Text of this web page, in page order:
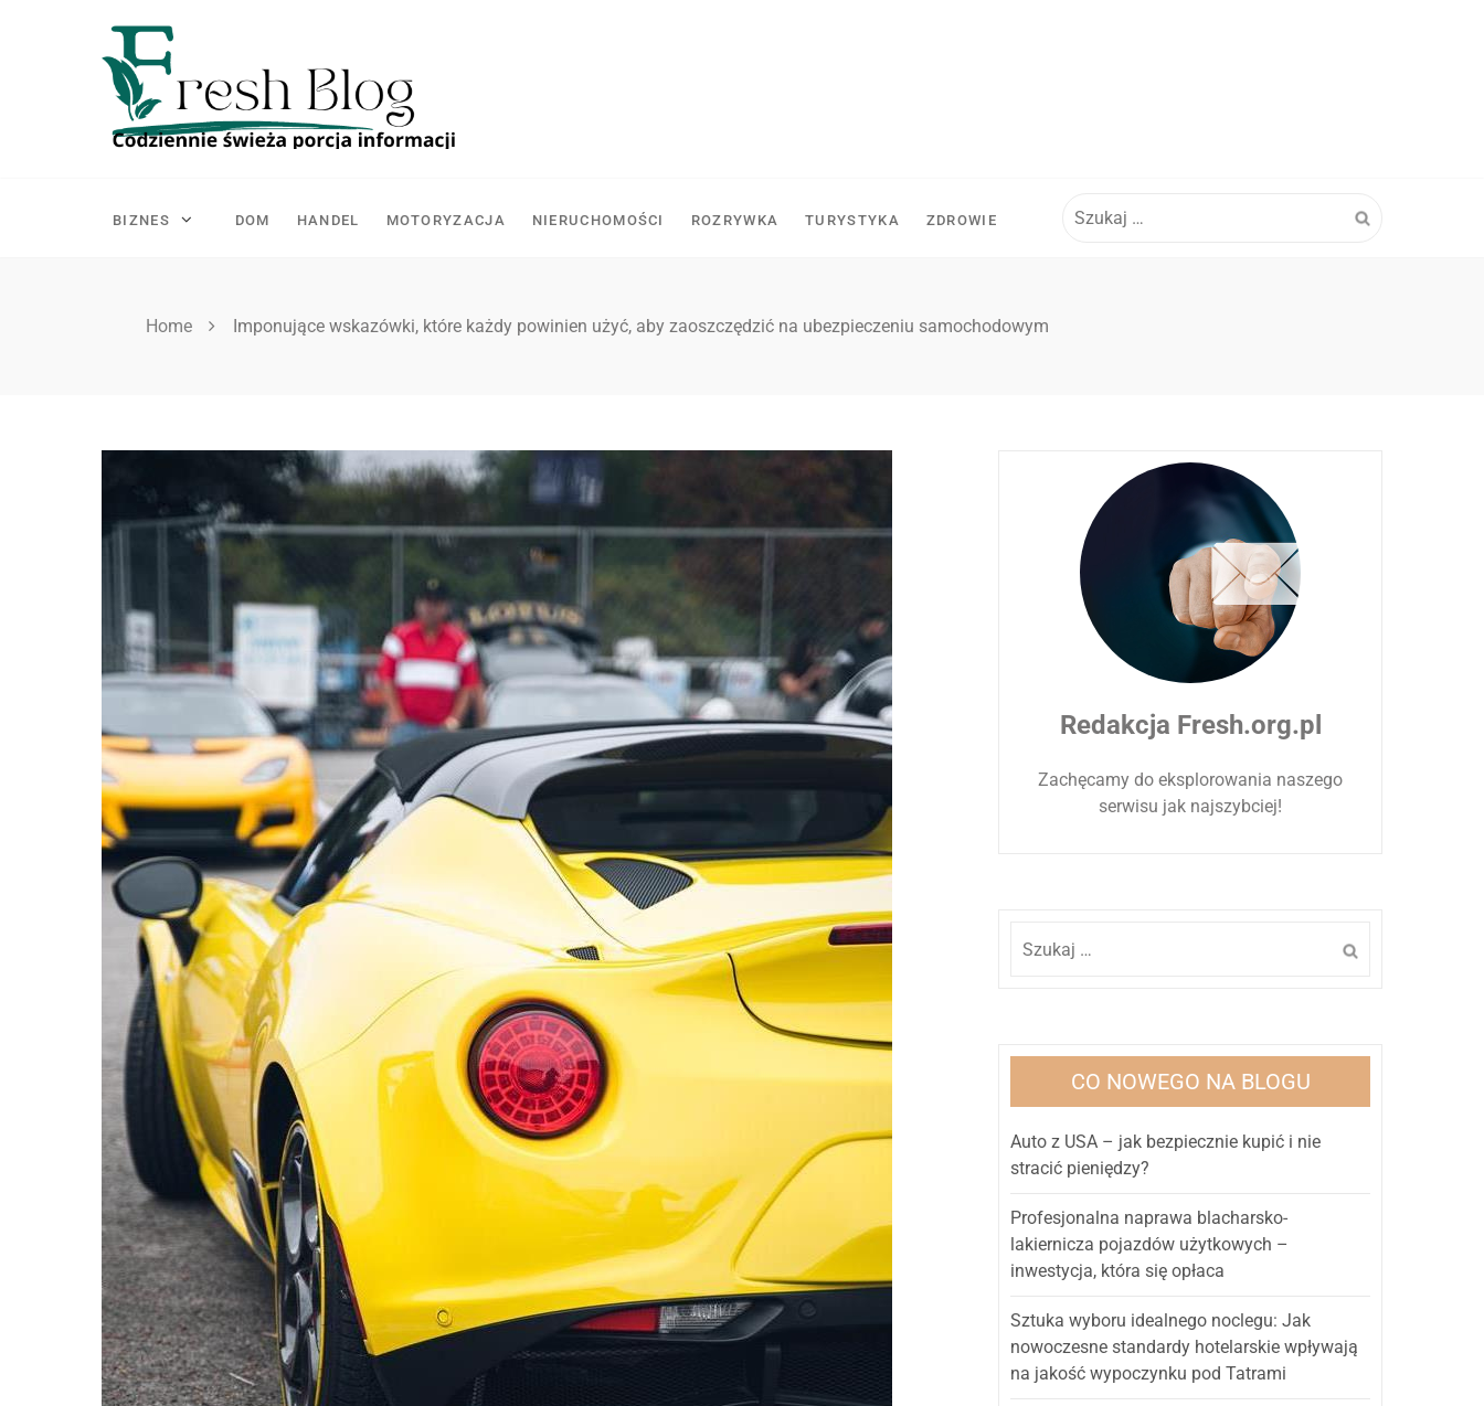
BIZNES DOM HANDEL MOTORYZACJA NIERUCHOMOŚCI ROZRYWKA TURYSTYKA ZDROWIE
Home Imponujące wskazówki, które każdy powinien użyć, aby zaoszczędzić na ubezpieczeniu samochodowym
Redakcja Fresh.org.pl
Zachęcamy do eksplorowania naszego
serwisu jak najszybciej!
CO NOWEGO NA BLOGU
Auto z USA – jak bezpiecznie kupić i nie
stracić pieniędzy?
Profesjonalna naprawa blacharsko-
lakiernicza pojazdów użytkowych –
inwestycja, która się opłaca
Sztuka wyboru idealnego noclegu: Jak
nowoczesne standardy hotelarskie wpływają
na jakość wypoczynku pod Tatrami